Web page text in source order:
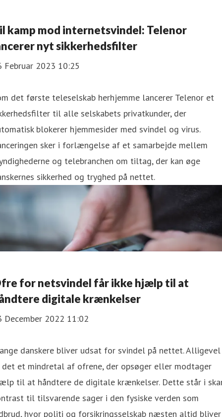
kamp mod internetsvindel: Telenor
nyt sikkerhedsfilter
Februar 2023 10:25
det første teleselskab herhjemme lancerer Telenor et
til alle selskabets privatkunder, der
blokerer hjemmesider med svindel og virus.
sker i forlængelse af et samarbejde mellem
og telebranchen om tiltag, der kan øge
sikkerhed og tryghed på nettet.
for netsvindel får ikke hjælp til at
digitale krænkelser
December 2022 11:02
danskere bliver udsat for svindel på nettet. Alligevel
det et mindretal af ofrene, der opsøger eller modtager
til at håndtere de digitale krænkelser. Dette står i
til tilsvarende sager i den fysiske verden som
hvor politi og forsikringsselskab næsten altid bliver